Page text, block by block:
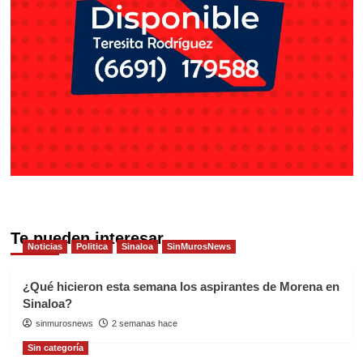
Te pueden interesar
Noticias Politica Sinaloa SinMurosNews
¿Qué hicieron esta semana los aspirantes de Morena en
Sinaloa?
sinmurosnews 2 semanas hace
Sin categoría